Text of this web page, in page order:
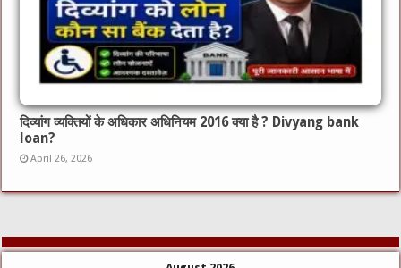
दिव्यांग व्यक्तियों के अधिकार अधिनियम 2016 क्या है ? Divyang bank
loan?
April 26, 2026